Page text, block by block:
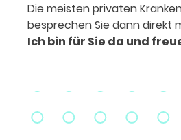
Die meisten privaten
besprechen Sie dann direkt
Ich bin für Sie da und